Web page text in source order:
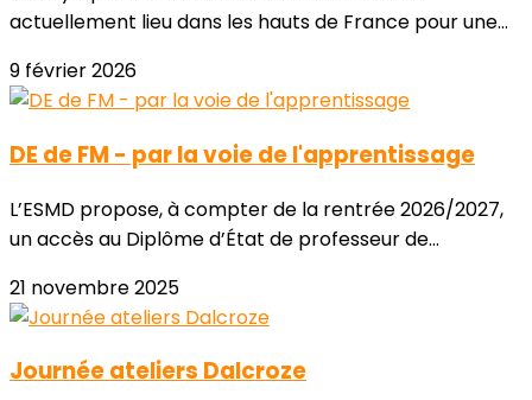
actuellement lieu dans les hauts de France pour une...
9 février 2026
DE de FM - par la voie de l'apprentissage
L’ESMD propose, à compter de la rentrée 2026/2027,
un accès au Diplôme d’État de professeur de...
21 novembre 2025
Journée ateliers Dalcroze